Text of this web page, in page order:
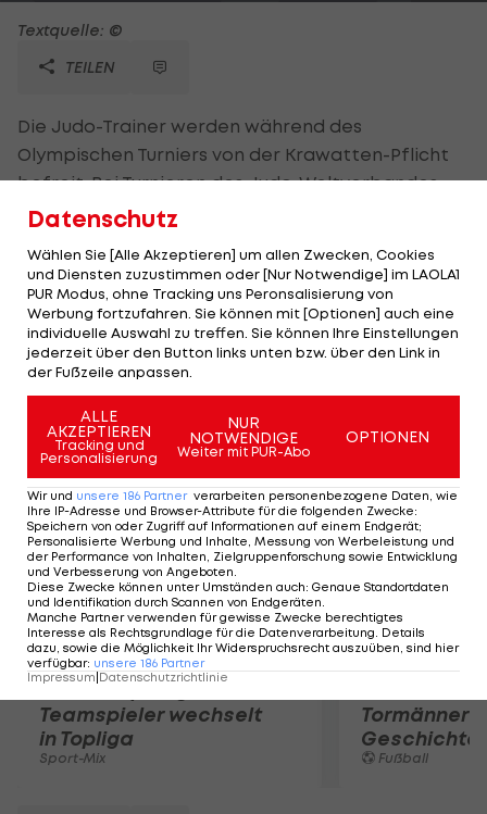
Textquelle: ©
TEILEN
Die Judo-Trainer werden während des
Olympischen Turniers von der Krawatten-Pflicht
befreit. Bei Turnieren des Judo-Weltverbandes
(IJF) müssen Coaches bei der Final-Veranstaltung
Vorschrift fällt in London weg. "Weil wir wie andere
Nationen überhaupt keine bekommen haben",
erläutert Klaus-Peter Stollberg, dessen Athletin
Hilde Drexler am Dienstag in der Gewichtsklasse
bis 63 kg auf die Matte steigt.
Mehr zum Thema
Karrieresprung! ÖVV-
Teamspieler wechselt
in Topliga
Sport-Mix
Tormänner
Geschichte
Fußball
Datenschutz
Wählen Sie [Alle Akzeptieren] um allen Zwecken, Cookies
und Diensten zuzustimmen oder [Nur Notwendige] im LAOLA1
PUR Modus, ohne Tracking uns Peronsalisierung von
Werbung fortzufahren. Sie können mit [Optionen] auch eine
individuelle Auswahl zu treffen. Sie können Ihre Einstellungen
jederzeit über den Button links unten bzw. über den Link in
der Fußzeile anpassen.
ALLE
AKZEPTIEREN
Tracking und
Personalisierung
NUR
NOTWENDIGE
Weiter mit PUR-Abo
OPTIONEN
Wir und unsere 186 Partner verarbeiten personenbezogene Daten, wie
Ihre IP-Adresse und Browser-Attribute für die folgenden Zwecke:
Speichern von oder Zugriff auf Informationen auf einem Endgerät;
Personalisierte Werbung und Inhalte, Messung von Werbeleistung und
der Performance von Inhalten, Zielgruppenforschung sowie Entwicklung
und Verbesserung von Angeboten.
Diese Zwecke können unter Umständen auch: Genaue Standortdaten
und Identifikation durch Scannen von Endgeräten.
Manche Partner verwenden für gewisse Zwecke berechtigtes
Interesse als Rechtsgrundlage für die Datenverarbeitung. Details
dazu, sowie die Möglichkeit Ihr Widerspruchsrecht auszuüben, sind hier
verfügbar: unsere 186 Partner
Impressum Datenschutzrichtlinie